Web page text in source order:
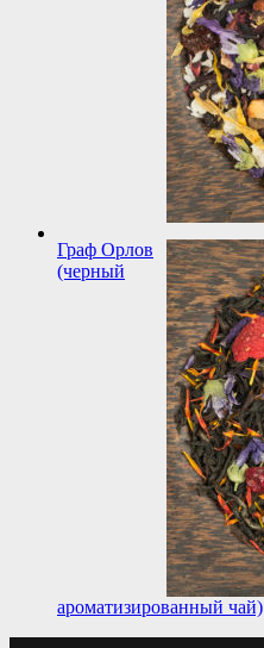
Граф Орлов
(черный
ароматизированный чай)